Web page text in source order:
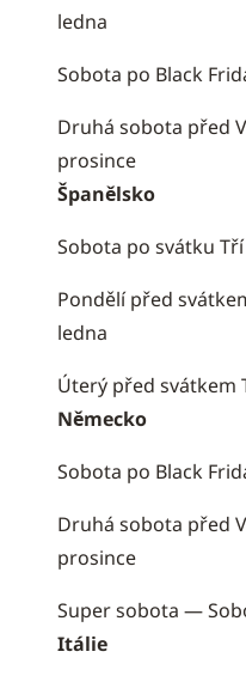
ledna
Sobota po Black
Druhá sobota před
prosince
Španělsko
Sobota po svátku
Pondělí před
ledna
Úterý před
Německo
Sobota po Black
Druhá sobota před
prosince
Super sobota —
Itálie